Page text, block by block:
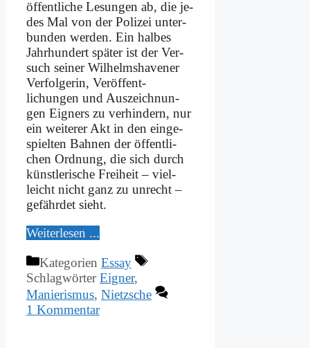
öffent­liche Le­sun­gen ab, die je­
des Mal von der Po­li­zei un­ter­
bun­den wer­den. Ein hal­bes
Jahr­hundert spä­ter ist der Ver­
such sei­ner Wil­helms­ha­ve­ner
Ver­fol­ge­rin, Veröffent­
lichungen und Aus­zeich­nun­
gen Eig­ners zu ver­hin­dern, nur
ein wei­te­rer Akt in den einge­
spielten Bah­nen der öf­fent­li­
chen Ord­nung, die sich durch
künst­le­ri­sche Frei­heit – viel­
leicht nicht ganz zu un­recht –
ge­fähr­det sieht.
Wei­ter­le­sen ...
Kategorien Essay
SchlagwörterEigner,
Manierismus, Nietzsche
1 Kommentar